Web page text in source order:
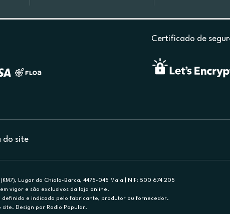
Certificado de
do site
Lugar do Chiolo-Barca, 4475-045 Maia | NIF: 500 674 205
vigor e são exclusivos da loja online.
definido e indicado pelo fabricante, produtor ou fornecedor.
Design por Radio Popular.